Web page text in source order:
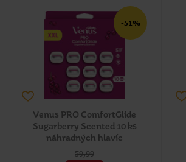
-51%
Venus PRO ComfortGlide
Sugarberry Scented 10 ks
náhradných hlavíc
59,99